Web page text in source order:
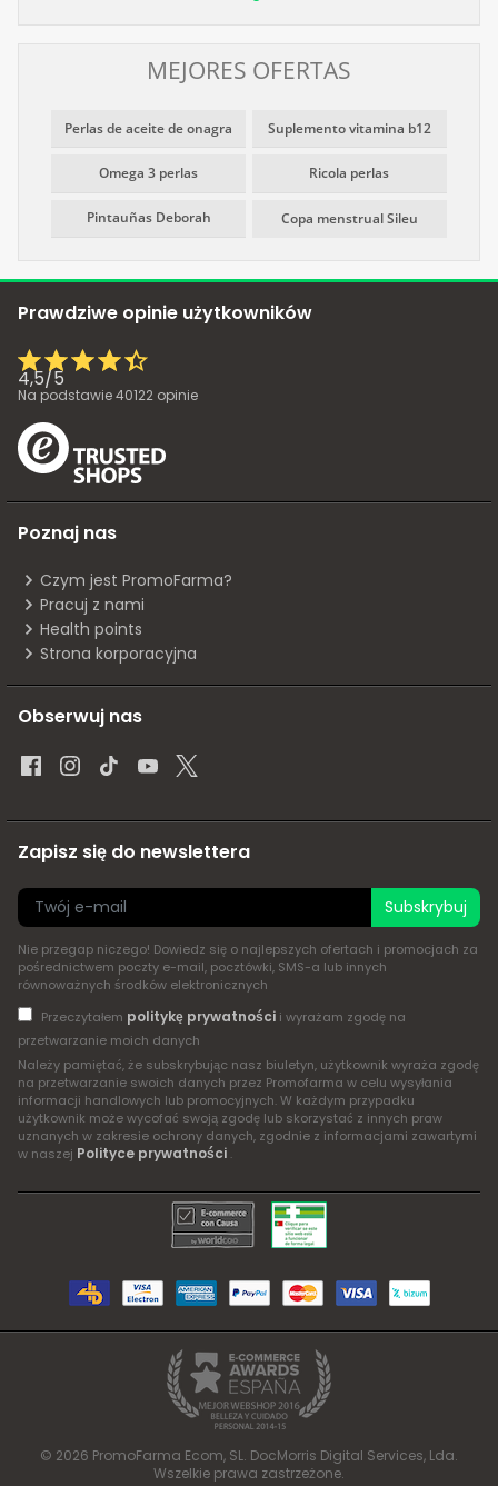
MEJORES OFERTAS
Perlas de aceite de onagra Suplemento vitamina b12
Omega 3 perlas Ricola perlas
Pintauñas Deborah Copa menstrual Sileu
Prawdziwe opinie użytkowników
4,5/5
Na podstawie40122 opinie
Poznaj nas
Czym jest PromoFarma?
Pracuj z nami
Health points
Strona korporacyjna
Obserwuj nas
Zapisz się do newslettera
Subskrybuj
Nie przegap niczego! Dowiedz się o najlepszych ofertach i promocjach za
pośrednictwem poczty e-mail, pocztówki, SMS-a lub innych
równoważnych środków elektronicznych
Przeczytałem politykę prywatnościi wyrażam zgodę na
przetwarzanie moich danych
Należy pamiętać, że subskrybując nasz biuletyn, użytkownik wyraża zgodę
na przetwarzanie swoich danych przez Promofarma w celu wysyłania
informacji handlowych lub promocyjnych. W każdym przypadku
użytkownik może wycofać swoją zgodę lub skorzystać z innych praw
uznanych w zakresie ochrony danych, zgodnie z informacjami zawartymi
w naszej Polityce prywatności .
© 2026 PromoFarma Ecom, SL. DocMorris Digital Services, Lda.
Wszelkie prawa zastrzeżone.